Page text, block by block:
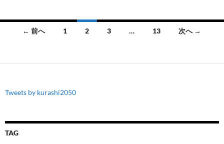
ナ
ゲ
ー
シ
← 前へ 1 2 3 … 13 次へ →
Tweets by kurashi2050
TAG